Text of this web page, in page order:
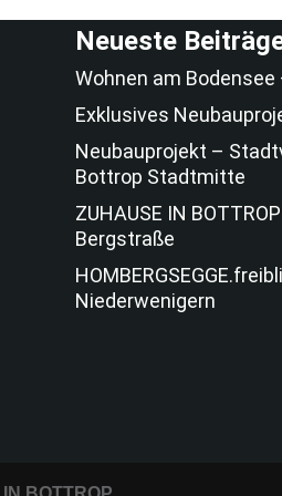
Neueste
Wohnen am
Exklusives
Neubauprojekt –
Bottrop Stadtmitte
ZUHAUSE IN
Bergstraße
Niederwenigern